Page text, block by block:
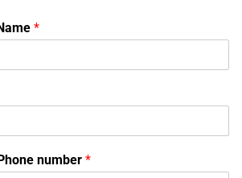
*
number *